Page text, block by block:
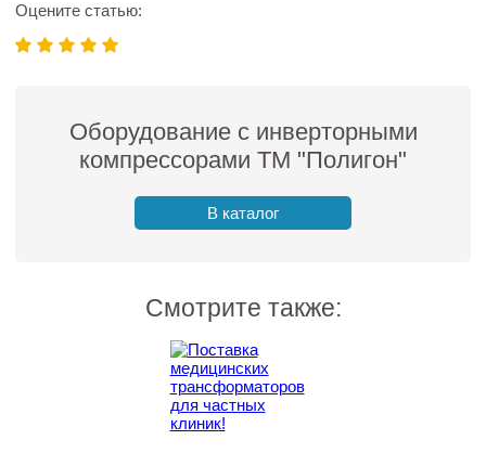
Оцените статью:
Оборудование с инверторными
компрессорами ТМ "Полигон"
В каталог
Смотрите также: